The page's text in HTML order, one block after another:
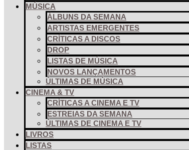
MÚSICA
ÁLBUNS DA SEMANA
ARTISTAS EMERGENTES
CRÍTICAS A DISCOS
DROP
LISTAS DE MÚSICA
NOVOS LANÇAMENTOS
ÚLTIMAS DE MÚSICA
CINEMA & TV
CRÍTICAS A CINEMA E TV
ESTREIAS DA SEMANA
ÚLTIMAS DE CINEMA E TV
LIVROS
LISTAS